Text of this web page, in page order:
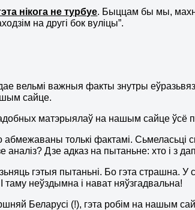
нікога не турбуе. Быццам бы мы,
на другі бок вуліцы”.
вельмі важныя факты знутры
сайце.
матэрыялаў на нашым сайце ўсё
толькі фактамі. Сьмеласьці
аналіз? Дзе адказ на пытаньне: хто і з
гэтыя пытаньні. Бо гэта страшна. У
таму неўздымна і нават няўзгадвальна!
Беларусі (!), гэта робім на нашым